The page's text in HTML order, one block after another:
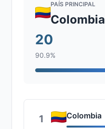
PAÍS PRINCIPAL
Colombia
20
90.9%
1 Colombia